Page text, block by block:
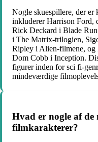
Nogle skuespillere, der
inkluderer Harrison Ford,
Rick Deckard i Blade
i The Matrix-trilogien,
Ripley i Alien-filmene, og
Dom Cobb i Inception.
figurer inden for sci fi-
mindeværdige
Hvad er nogle af de
filmkarakterer?